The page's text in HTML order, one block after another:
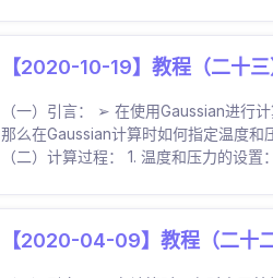
【2020-10-19】教程（二十
（一）引言： ➢ 在使用Gaussian进行
那么在Gaussian计算时如何指定温度和
（二）计算过程： 1. 温度和压力的设
【2020-04-09】教程（二十